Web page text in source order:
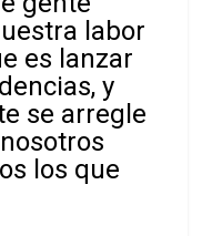
labor
es lanzar
y
se arregle
los que